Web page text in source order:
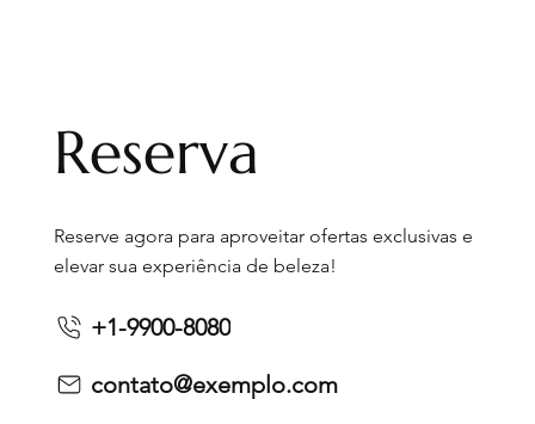
Reserva
Reserve agora para aproveitar ofertas exclusivas e
elevar sua experiência de beleza!
+1-9900-8080
contato@exemplo.com